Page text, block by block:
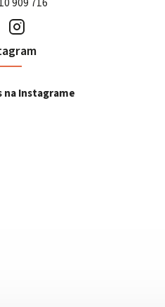
na Instagrame